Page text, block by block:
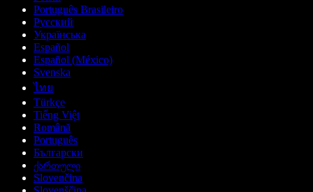
Português Brasileiro
Русский
Українська
Español
Español (México)
Svenska
ไทย
Türkçe
Tiếng Việt
Română
Português
Български
ქართული
Slovenčina